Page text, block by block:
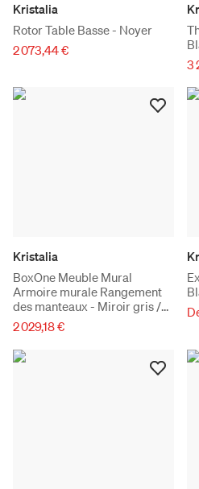
Kristalia
Rotor Table Basse - Noyer
2 073,44 €
3
Kristalia
BoxOne Meuble Mural
Armoire murale Rangement
des manteaux - Miroir gris /
Alluminium
2 029,18 €